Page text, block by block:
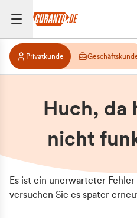
Privatkunde
Huch, da
nicht
Es ist ein unerwarteter
versuchen Sie es später